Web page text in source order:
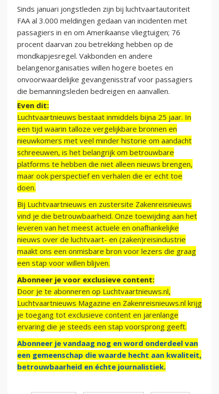
Sinds januari jongstleden zijn bij luchtvaartautoriteit
FAA al 3.000 meldingen gedaan van incidenten met
passagiers in en om Amerikaanse vliegtuigen; 76
procent daarvan zou betrekking hebben op de
mondkapjesregel. Vakbonden en andere
belangenorganisaties willen hogere boetes en
onvoorwaardelijke gevangenisstraf voor passagiers
die bemanningsleden bedreigen en aanvallen.
Even dit:
Luchtvaartnieuws bestaat inmiddels bijna 25 jaar. In
een tijd waarin talloze vergelijkbare bronnen en
nieuwkomers met veel minder historie om aandacht
schreeuwen, is het belangrijk om betrouwbare
platforms te hebben die niet alleen nieuws brengen,
maar ook perspectief en verhalen die er echt toe
doen.
Bij Luchtvaartnieuws en zustersite Zakenreisnieuws
vind je die betrouwbaarheid. Onze toewijding aan het
leveren van het meest actuele en onafhankelijke
nieuws over de luchtvaart- en (zaken)reisindustrie
maakt ons een onmisbare bron voor lezers die graag
een stap voor willen blijven.
Abonneer je voor exclusieve content:
Door je te abonneren op Luchtvaartnieuws.nl,
Luchtvaartnieuws Magazine en Zakenreisnieuws.nl krijg
je toegang tot exclusieve content en jarenlange
ervaring die je steeds een stap voorsprong geeft.
Abonneer je vandaag nog en word onderdeel van
een gemeenschap die waarde hecht aan kwaliteit,
betrouwbaarheid en échte journalistiek.